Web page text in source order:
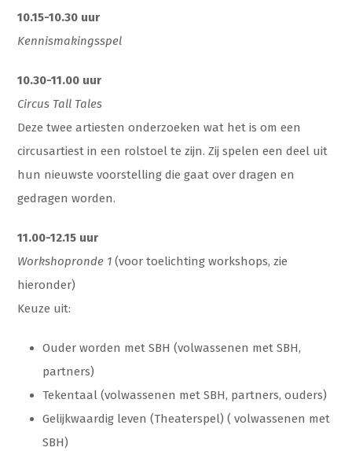
10.15-10.30 uur
Kennismakingsspel
10.30-11.00 uur
Circus Tall Tales
Deze twee artiesten onderzoeken wat het is om een
circusartiest in een rolstoel te zijn. Zij spelen een deel uit
hun nieuwste voorstelling die gaat over dragen en
gedragen worden.
11.00-12.15 uur
Workshopronde 1 (voor toelichting workshops, zie
hieronder)
Keuze uit:
Ouder worden met SBH (volwassenen met SBH,
partners)
Tekentaal (volwassenen met SBH, partners, ouders)
Gelijkwaardig leven (Theaterspel) ( volwassenen met
SBH)